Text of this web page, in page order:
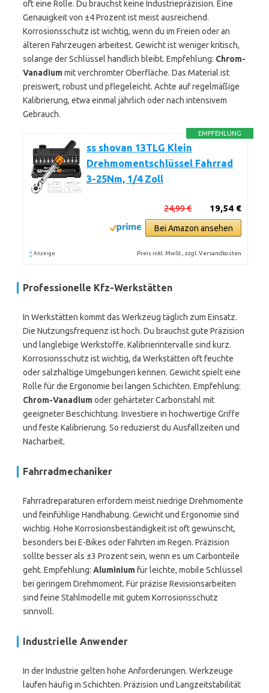
oft eine Rolle. Du brauchst keine Industriepräzision. Eine
Genauigkeit von ±4 Prozent ist meist ausreichend.
Korrosionsschutz ist wichtig, wenn du im Freien oder an
älteren Fahrzeugen arbeitest. Gewicht ist weniger kritisch,
solange der Schlüssel handlich bleibt. Empfehlung: Chrom-
Vanadiummit verchromter Oberfläche. Das Material ist
preiswert, robust und pflegeleicht. Achte auf regelmäßige
Kalibrierung, etwa einmal jährlich oder nach intensivem
Gebrauch.
EMPFEHLUNG
ss shovan 13TLG Klein
Drehmomentschlüssel Fahrrad
3-25Nm, 1/4 Zoll
19,54 €
24,99 €
Bei Amazon ansehen
* Anzeige Preis inkl. MwSt., zzgl. Versandkosten
Professionelle Kfz-Werkstätten
In Werkstätten kommt das Werkzeug täglich zum Einsatz.
Die Nutzungsfrequenz ist hoch. Du brauchst gute Präzision
und langlebige Werkstoffe. Kalibrierintervalle sind kurz.
Korrosionsschutz ist wichtig, da Werkstätten oft feuchte
oder salzhaltige Umgebungen kennen. Gewicht spielt eine
Rolle für die Ergonomie bei langen Schichten. Empfehlung:
Chrom-Vanadiumoder gehärteter Carbonstahl mit
geeigneter Beschichtung. Investiere in hochwertige Griffe
und feste Kalibrierung. So reduzierst du Ausfallzeiten und
Nacharbeit.
Fahrradmechaniker
Fahrradreparaturen erfordern meist niedrige Drehmomente
und feinfühlige Handhabung. Gewicht und Ergonomie sind
wichtig. Hohe Korrosionsbeständigkeit ist oft gewünscht,
besonders bei E-Bikes oder Fahrten im Regen. Präzision
sollte besser als ±3 Prozent sein, wenn es um Carbonteile
geht. Empfehlung: Aluminiumfür leichte, mobile Schlüssel
bei geringem Drehmoment. Für präzise Revisionsarbeiten
sind feine Stahlmodelle mit gutem Korrosionsschutz
sinnvoll.
Industrielle Anwender
In der Industrie gelten hohe Anforderungen. Werkzeuge
laufen häufig in Schichten. Präzision und Langzeitstabilität